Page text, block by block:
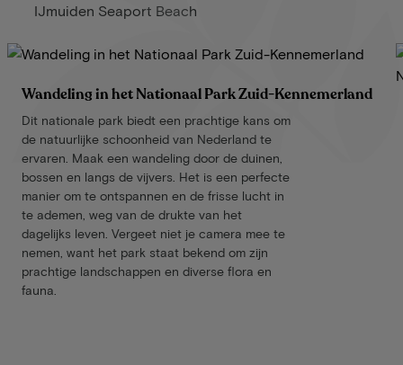
IJmuiden Seaport Beach
Wandeling in het Nationaal Park Zuid-Kennemerland
Dit nationale park biedt een prachtige kans om
de natuurlijke schoonheid van Nederland te
ervaren. Maak een wandeling door de duinen,
bossen en langs de vijvers. Het is een perfecte
manier om te ontspannen en de frisse lucht in
te ademen, weg van de drukte van het
dagelijks leven. Vergeet niet je camera mee te
nemen, want het park staat bekend om zijn
prachtige landschappen en diverse flora en
fauna.